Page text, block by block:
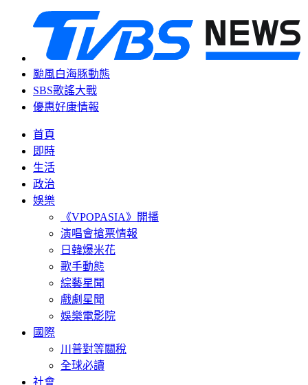
颱風白海豚動態
SBS歌謠大戰
優惠好康情報
首頁
即時
生活
政治
娛樂
《VPOPASIA》開播
演唱會搶票情報
日韓爆米花
歌手動態
綜藝星聞
戲劇星聞
娛樂電影院
國際
川普對等關稅
全球必讀
社會